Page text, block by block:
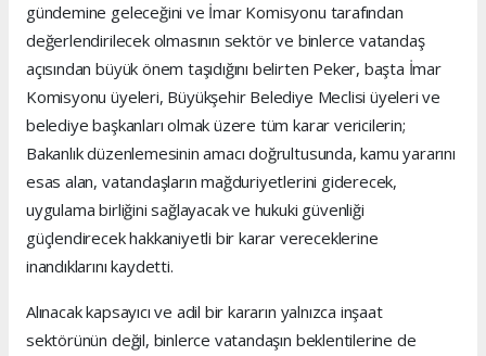
gündemine geleceğini ve İmar Komisyonu tarafından
değerlendirilecek olmasının sektör ve binlerce vatandaş
açısından büyük önem taşıdığını belirten Peker, başta İmar
Komisyonu üyeleri, Büyükşehir Belediye Meclisi üyeleri ve
belediye başkanları olmak üzere tüm karar vericilerin;
Bakanlık düzenlemesinin amacı doğrultusunda, kamu yararını
esas alan, vatandaşların mağduriyetlerini giderecek,
uygulama birliğini sağlayacak ve hukuki güvenliği
güçlendirecek hakkaniyetli bir karar vereceklerine
inandıklarını kaydetti.
Alınacak kapsayıcı ve adil bir kararın yalnızca inşaat
sektörünün değil, binlerce vatandaşın beklentilerine de